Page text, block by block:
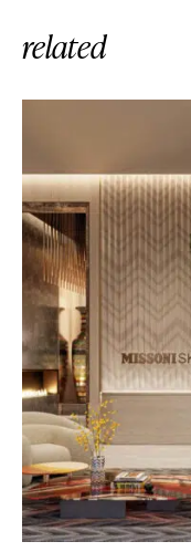
related